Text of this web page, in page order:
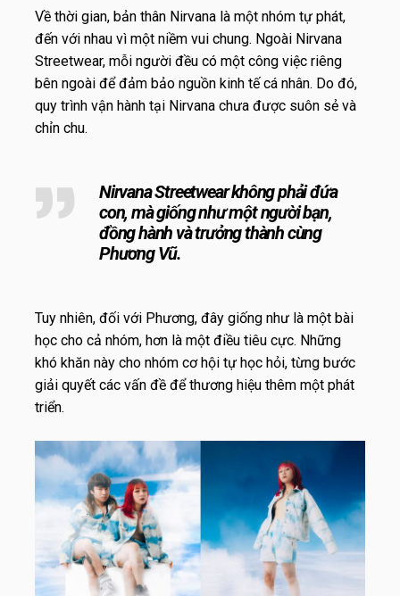
Về thời gian, bản thân Nirvana là một nhóm tự phát,
đến với nhau vì một niềm vui chung. Ngoài Nirvana
Streetwear, mỗi người đều có một công việc riêng
bên ngoài để đảm bảo nguồn kinh tế cá nhân. Do đó,
quy trình vận hành tại Nirvana chưa được suôn sẻ và
chỉn chu.
Nirvana Streetwear không phải đứa
con, mà giống như một người bạn,
đồng hành và trưởng thành cùng
Phương Vũ.
Tuy nhiên, đối với Phương, đây giống như là một bài
học cho cả nhóm, hơn là một điều tiêu cực. Những
khó khăn này cho nhóm cơ hội tự học hỏi, từng bước
giải quyết các vấn đề để thương hiệu thêm một phát
triển.